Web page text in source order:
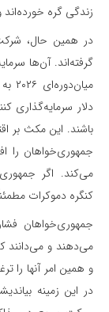
زندگی گره
در همین حال،
گرفته‌اند. آن‌ها
دلار سرمایه‌گذاری
باشند. این مکث بر
جمهوری‌خواهان
می‌کند. اگر
کنگره دموکرات
جمهوری‌خواهان
می‌دهند و می‌دانند
و همین امر آنها را
در این زمینه